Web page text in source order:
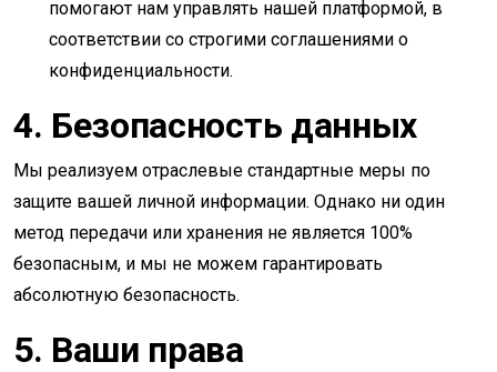
помогают нам управлять нашей платформой, в
соответствии со строгими соглашениями о
конфиденциальности.
4. Безопасность данных
Мы реализуем отраслевые стандартные меры по
защите вашей личной информации. Однако ни один
метод передачи или хранения не является 100%
безопасным, и мы не можем гарантировать
абсолютную безопасность.
5. Ваши права